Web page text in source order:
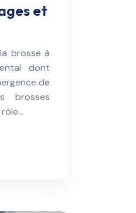
et
brosse à
dont
de
brosses